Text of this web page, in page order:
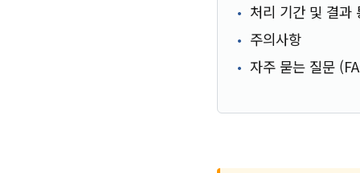
처리 기간 및 결과
주의사항
자주 묻는 질문